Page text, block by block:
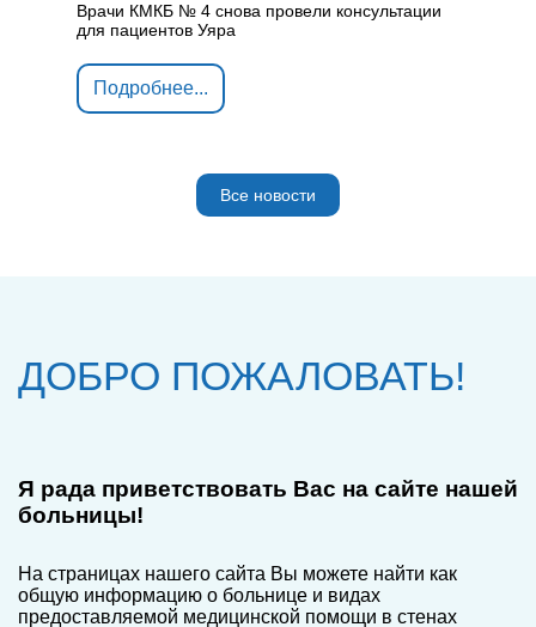
Врачи КМКБ № 4 снова провели консультации
для пациентов Уяра
Подробнее...
Все новости
ДОБРО ПОЖАЛОВАТЬ!
Я рада приветствовать Вас на сайте нашей
больницы!
На страницах нашего сайта Вы можете найти как
общую информацию о больнице и видах
предоставляемой медицинской помощи в стенах